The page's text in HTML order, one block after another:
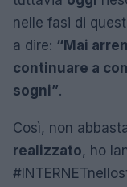
nelle fasi di
a dire: “Mai
continuare a
sogni”.
Così, non
realizzato, ho